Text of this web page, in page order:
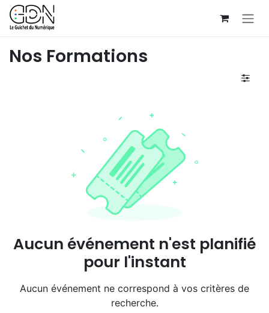
Se rendre au contenu
Nos Formations
Aucun événement n'est planifié
pour l'instant
Aucun événement ne correspond à vos critères de
recherche.